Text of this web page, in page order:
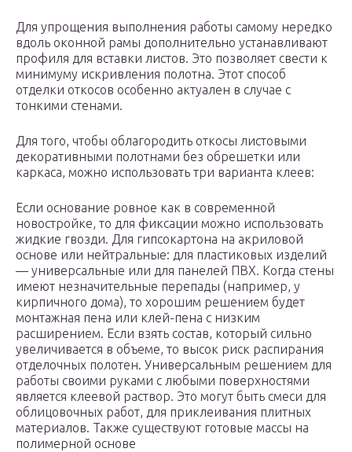
Для упрощения выполнения работы самому нередко
вдоль оконной рамы дополнительно устанавливают
профиля для вставки листов. Это позволяет свести к
минимуму искривления полотна. Этот способ
отделки откосов особенно актуален в случае с
тонкими стенами.
Для того, чтобы облагородить откосы листовыми
декоративными полотнами без обрешетки или
каркаса, можно использовать три варианта клеев:
Если основание ровное как в современной
новостройке, то для фиксации можно использовать
жидкие гвозди. Для гипсокартона на акриловой
основе или нейтральные: для пластиковых изделий
— универсальные или для панелей ПВХ. Когда стены
имеют незначительные перепады (например, у
кирпичного дома), то хорошим решением будет
монтажная пена или клей-пена с низким
расширением. Если взять состав, который сильно
увеличивается в объеме, то высок риск распирания
отделочных полотен. Универсальным решением для
работы своими руками с любыми поверхностями
является клеевой раствор. Это могут быть смеси для
облицовочных работ, для приклеивания плитных
материалов. Также существуют готовые массы на
полимерной основе